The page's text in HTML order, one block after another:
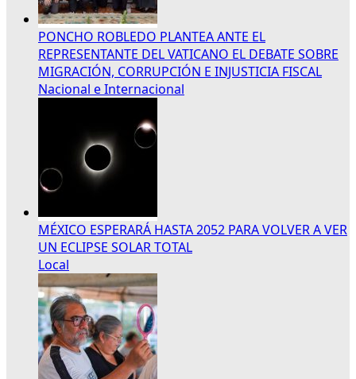
PONCHO ROBLEDO PLANTEA ANTE EL
REPRESENTANTE DEL VATICANO EL DEBATE SOBRE
MIGRACIÓN, CORRUPCIÓN E INJUSTICIA FISCAL
Nacional e Internacional
MÉXICO ESPERARÁ HASTA 2052 PARA VOLVER A VER
UN ECLIPSE SOLAR TOTAL
Local